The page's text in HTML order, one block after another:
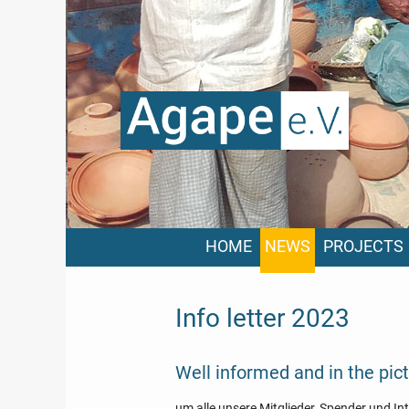
HOME NEWS PROJECTS
Info letter 2023
Well informed and in the